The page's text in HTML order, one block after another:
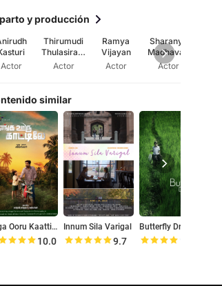
y producción
Actor
Thirumudi
Thulasiram
an
Actor
Ramya
Vijayan
Actor
Sharanya
Madhavan
Actor
similar
Enga Ooru Kaattilae
10.0
Innum Sila Varigal
9.7
Butterfly Dreams